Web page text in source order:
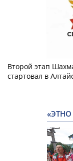
Второй этап
стартовал в